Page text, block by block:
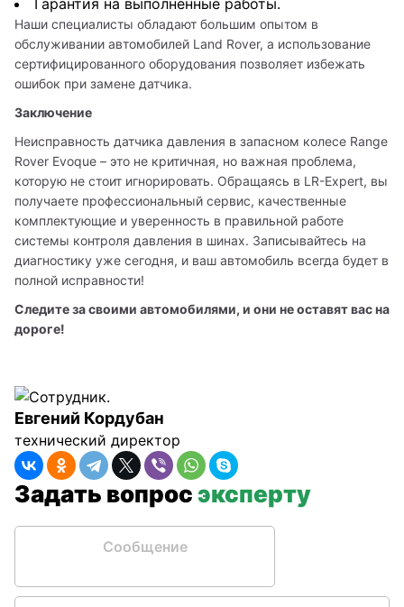
Гарантия на выполненные работы.
Наши специалисты обладают большим опытом в
обслуживании автомобилей Land Rover, а использование
сертифицированного оборудования позволяет избежать
ошибок при замене датчика.
Заключение
Неисправность датчика давления в запасном колесе Range
Rover Evoque – это не критичная, но важная проблема,
которую не стоит игнорировать. Обращаясь в LR-Expert, вы
получаете профессиональный сервис, качественные
комплектующие и уверенность в правильной работе
системы контроля давления в шинах. Записывайтесь на
диагностику уже сегодня, и ваш автомобиль всегда будет в
полной исправности!
Следите за своими автомобилями, и они не оставят вас на
дороге!
Евгений Кордубан
технический директор
Задать вопросэксперту